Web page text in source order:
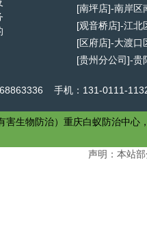
[南坪店]-南岸区
[观音桥店]-江北
[区府店]-大渡口
[贵州分公司]-贵
68863336 手机：131-0111-
害生物防治）重庆白蚁防治中
声明：本站